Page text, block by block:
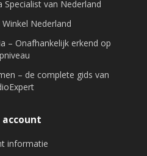
Specialist van Nederland
Nederland
– Onafhankelijk erkend op
– de complete gids van
account
informatie